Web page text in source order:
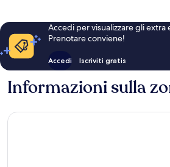
Accedi per visualizzare gli extra
Prenotare conviene!
Accedi Iscriviti gratis
Informazioni sulla